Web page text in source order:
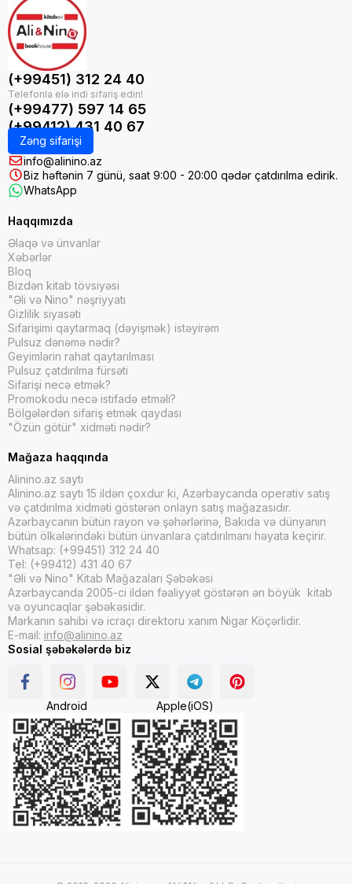
(+99451) 312 24 40
(+99477) 597 14 65
(+99412) 431 40 67
Zəng sifarişi
info@alinino.az
Biz həftənin 7 günü, saat 9:00 - 20:00 qədər çatdırılma edirik.
WhatsApp
Haqqımızda
Əlaqə və ünvanlar
Xəbərlər
Bloq
Bizdən kitab tövsiyəsi
"Əli və Nino" nəşriyyatı
Gizlilik siyasəti
Sifarişimi qaytarmaq (dəyişmək) istəyirəm
Pulsuz dənəmə nədir?
Geyimlərin rahat qaytarılması
Pulsuz çatdırılma fürsəti
Sifarişi necə etmək?
Promokodu necə istifadə etməli?
Bölgələrdən sifariş etmək qaydası
"Özün götür" xidməti nədir?
Mağaza haqqında
Alinino.az saytı
Alinino.az saytı 15 ildən çoxdur ki, Azərbaycanda operativ satış
və çatdırılma xidməti göstərən onlayn satış mağazasıdır.
Azərbaycanın bütün rayon və şəhərlərinə, Bakıda və dünyanın
bütün ölkələrindəki bütün ünvanlara çatdırılmanı həyata keçirir.
Whatsap: (+99451) 312 24 40
Tel: (+99412) 431 40 67
"Əli və Nino" Kitab Mağazaları Şəbəkəsi
Azərbaycanda 2005-ci ildən fəaliyyət göstərən ən böyük kitab
və oyuncaqlar şəbəkəsidir.
Markanın sahibi və icraçı direktoru xanım Nigar Köçərlidir.
E-mail: info@alinino.az
Sosial şəbəkələrdə biz
Android Apple(iOS)